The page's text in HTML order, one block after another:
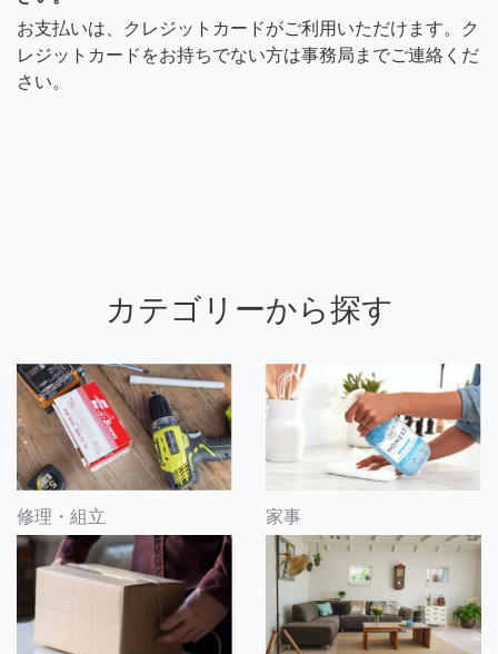
お支払いは、クレジットカードがご利用いただけます。ク
レジットカードをお持ちでない方は事務局までご連絡くだ
さい。
カテゴリーから探す
修理・組立 家事